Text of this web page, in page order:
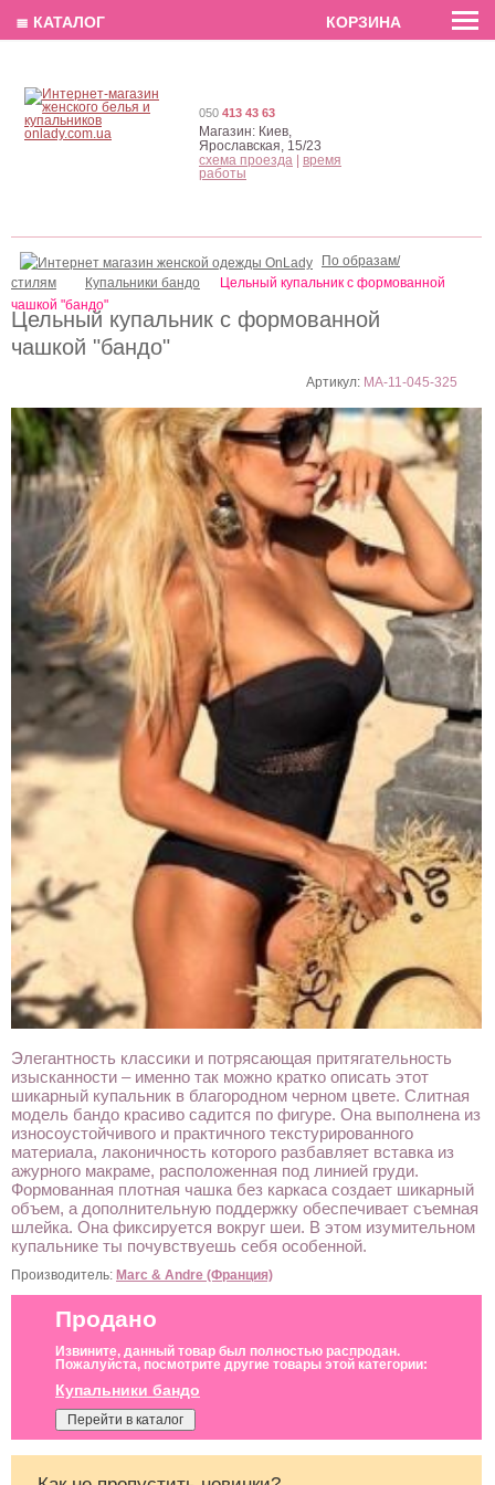
EN РУС
Цельный купальник с формованной
чашкой "бандо"
Артикул: MA-11-045-325
Элегантность классики и потрясающая притягательность
изысканности – именно так можно кратко описать этот
шикарный купальник в благородном черном цвете. Слитная
модель бандо красиво садится по фигуре. Она выполнена из
износоустойчивого и практичного текстурированного
материала, лаконичность которого разбавляет вставка из
ажурного макраме, расположенная под линией груди.
Формованная плотная чашка без каркаса создает шикарный
объем, а дополнительную поддержку обеспечивает съемная
шлейка. Она фиксируется вокруг шеи. В этом изумительном
купальнике ты почувствуешь себя особенной.
Производитель: Marc & Andre (Франция)
Продано
Извините, данный товар был полностью распродан.
Пожалуйста, посмотрите другие товары этой категории:
Купальники бандо
Перейти в каталог
По образам/
стилям
Купальники бандо
Цельный купальник с формованной
чашкой "бандо"
050 413 43 63
Магазин: Киев,
Ярославская, 15/23
схема проезда
время
работы
≣ КАТАЛОГ КОРЗИНА